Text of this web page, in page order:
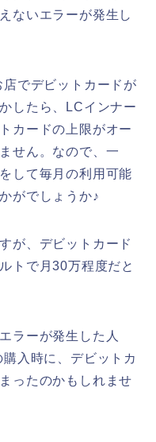
ないエラーが発生し
でデビットカードが
したら、LCインナー
カードの上限がオー
せん。なので、一
して毎月の利用可能
がでしょうか♪
が、デビットカード
トで月30万程度だと
ラーが発生した人
入時に、デビットカ
ったのかもしれませ